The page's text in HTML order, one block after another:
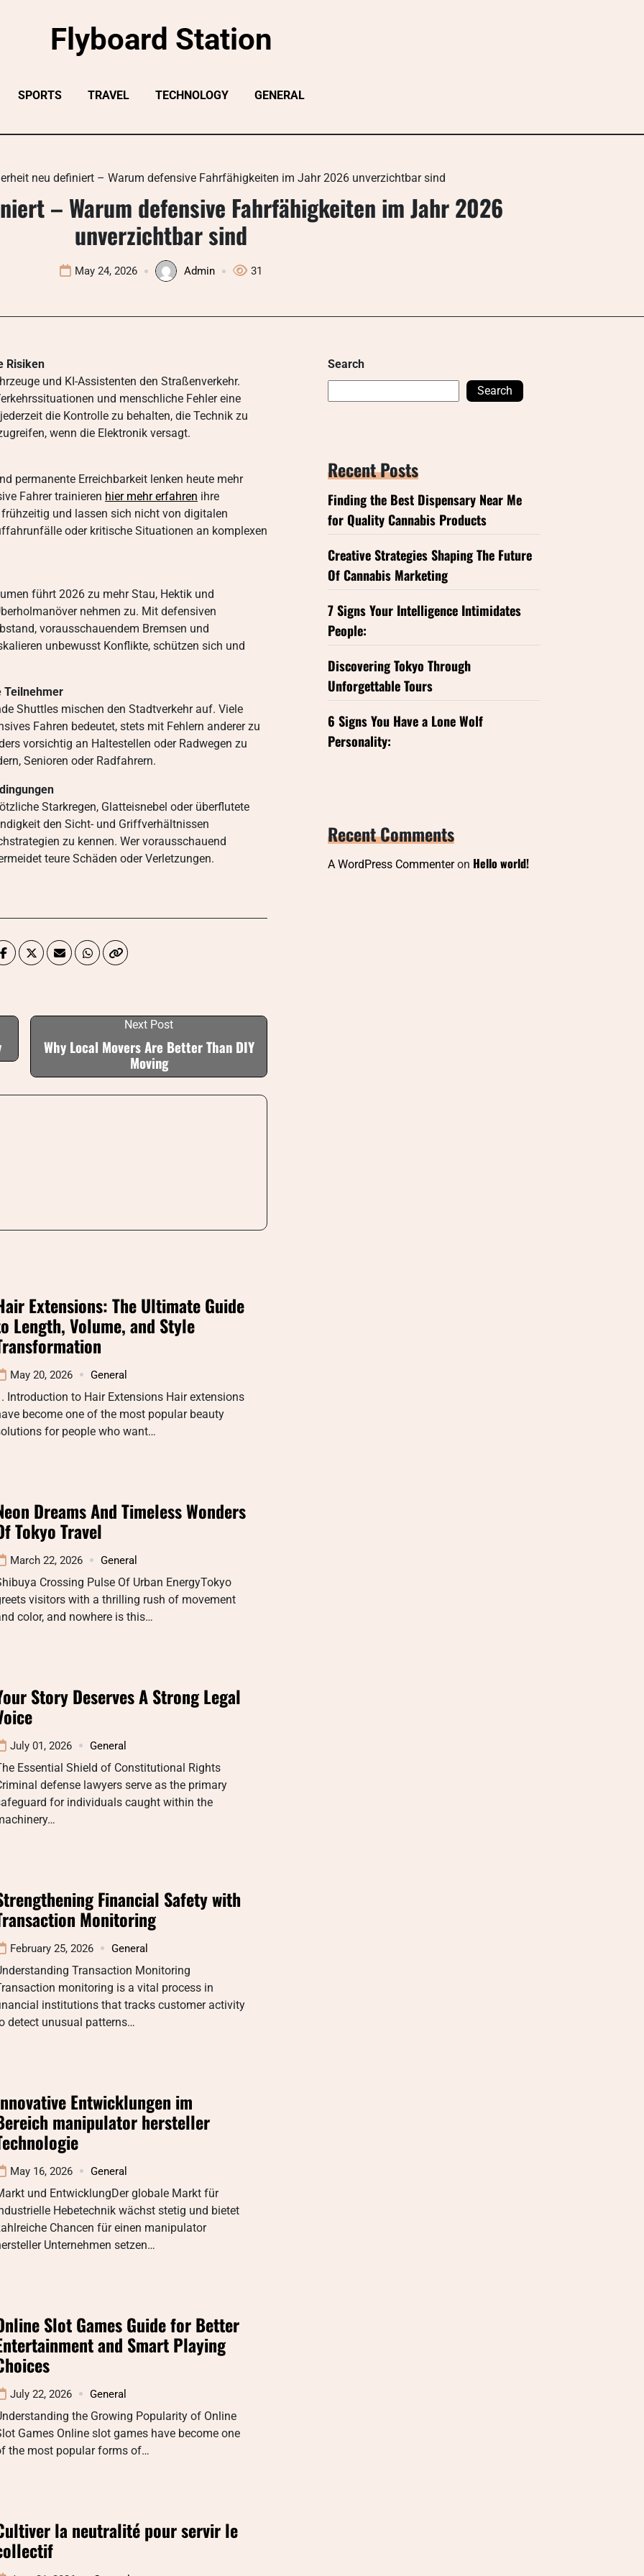
Flyboard Station
SPORTS TRAVEL TECHNOLOGY GENERAL
neu definiert – Warum defensive Fahrfähigkeiten im Jahr 2026 unverzichtbar sind
– Warum defensive Fahrfähigkeiten im Jahr 2026
unverzichtbar sind
May 24, 2026 Admin 31
Risiken
und KI-Assistenten den Straßenverkehr.
und menschliche Fehler eine
die Kontrolle zu behalten, die Technik zu
wenn die Elektronik versagt.
permanente Erreichbarkeit lenken heute mehr
Fahrer trainieren hier mehr erfahren ihre
und lassen sich nicht von digitalen
oder kritische Situationen an komplexen
führt 2026 zu mehr Stau, Hektik und
nehmen zu. Mit defensiven
vorausschauendem Bremsen und
unbewusst Konflikte, schützen sich und
Teilnehmer
Shuttles mischen den Stadtverkehr auf. Viele
Fahren bedeutet, stets mit Fehlern anderer zu
vorsichtig an Haltestellen oder Radwegen zu
Senioren oder Radfahrern.
Starkregen, Glatteisnebel oder überflutete
den Sicht- und Griffverhältnissen
zu kennen. Wer vorausschauend
teure Schäden oder Verletzungen.
Next Post
Why Local Movers Are Better Than DIY
Moving
Extensions: The Ultimate Guide
Length, Volume, and Style
May 20, 2026 General
Introduction to Hair Extensions Hair extensions
become one of the most popular beauty
for people who want…
Dreams And Timeless Wonders
Tokyo Travel
March 22, 2026 General
Crossing Pulse Of Urban EnergyTokyo
visitors with a thrilling rush of movement
color, and nowhere is this…
Story Deserves A Strong Legal
July 01, 2026 General
Essential Shield of Constitutional Rights
defense lawyers serve as the primary
for individuals caught within the
Financial Safety with
Monitoring
February 25, 2026 General
Transaction Monitoring
monitoring is a vital process in
institutions that tracks customer activity
detect unusual patterns…
Entwicklungen im
manipulator hersteller
May 16, 2026 General
und EntwicklungDer globale Markt für
Hebetechnik wächst stetig und bietet
Chancen für einen manipulator
Unternehmen setzen…
Slot Games Guide for Better
and Smart Playing
July 22, 2026 General
the Growing Popularity of Online
Games Online slot games have become one
the most popular forms of…
la neutralité pour servir le
Search
Search
Recent Posts
Finding the Best Dispensary Near Me
for Quality Cannabis Products
Creative Strategies Shaping The Future
Of Cannabis Marketing
7 Signs Your Intelligence Intimidates
People:
Discovering Tokyo Through
Unforgettable Tours
6 Signs You Have a Lone Wolf
Personality:
Recent Comments
A WordPress Commenteron Hello world!